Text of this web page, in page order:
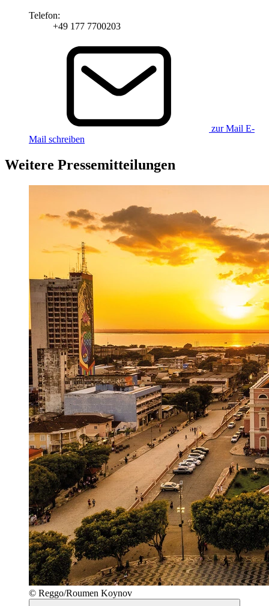
Telefon:
+49 177 7700203
zur Mail E-
Mail schreiben
Weitere Pressemitteilungen
© Reggo/Roumen Koynov